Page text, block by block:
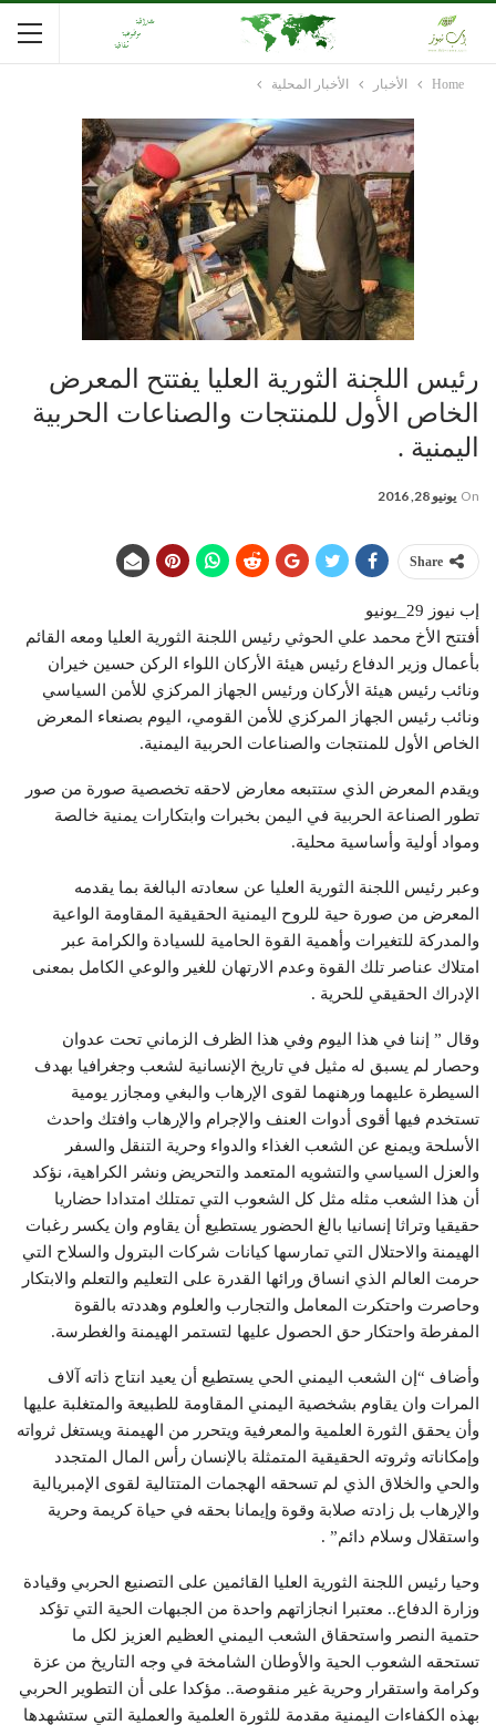
Home الأخبار الأخبار المحلية
رئيس اللجنة الثورية العليا يفتتح المعرض
الخاص الأول للمنتجات والصناعات الحربية
اليمنية .
On يونيو 28, 2016
Share
إب نيوز 29_يونيو
أفتتح الأخ محمد علي الحوثي رئيس اللجنة الثورية العليا ومعه القائم
بأعمال وزير الدفاع رئيس هيئة الأركان اللواء الركن حسين خيران
ونائب رئيس هيئة الأركان ورئيس الجهاز المركزي للأمن السياسي
ونائب رئيس الجهاز المركزي للأمن القومي، اليوم بصنعاء المعرض
الخاص الأول للمنتجات والصناعات الحربية اليمنية.
ويقدم المعرض الذي ستتبعه معارض لاحقه تخصصية صورة من صور
تطور الصناعة الحربية في اليمن بخبرات وابتكارات يمنية خالصة
ومواد أولية وأساسية محلية.
وعبر رئيس اللجنة الثورية العليا عن سعادته البالغة بما يقدمه
المعرض من صورة حية للروح اليمنية الحقيقية المقاومة الواعية
والمدركة للتغيرات وأهمية القوة الحامية للسيادة والكرامة عبر
امتلاك عناصر تلك القوة وعدم الارتهان للغير والوعي الكامل بمعنى
الإدراك الحقيقي للحرية .
وقال ” إننا في هذا اليوم وفي هذا الظرف الزماني تحت عدوان
وحصار لم يسبق له مثيل في تاريخ الإنسانية لشعب وجغرافيا بهدف
السيطرة عليهما ورهنهما لقوى الإرهاب والبغي ومجازر يومية
تستخدم فيها أقوى أدوات العنف والإجرام والإرهاب وافتك واحدث
الأسلحة ويمنع عن الشعب الغذاء والدواء وحرية التنقل والسفر
والعزل السياسي والتشويه المتعمد والتحريض ونشر الكراهية، نؤكد
أن هذا الشعب مثله مثل كل الشعوب التي تمتلك امتدادا حضاريا
حقيقيا وتراثا إنسانيا بالغ الحضور يستطيع أن يقاوم وان يكسر رغبات
الهيمنة والاحتلال التي تمارسها كيانات شركات البترول والسلاح التي
حرمت العالم الذي انساق ورائها القدرة على التعليم والتعلم والابتكار
وحاصرت واحتكرت المعامل والتجارب والعلوم وهددته بالقوة
المفرطة واحتكار حق الحصول عليها لتستمر الهيمنة والغطرسة.
وأضاف “إن الشعب اليمني الحي يستطيع أن يعيد انتاج ذاته آلاف
المرات وان يقاوم بشخصية اليمني المقاومة للطبيعة والمتغلبة عليها
وأن يحقق الثورة العلمية والمعرفية ويتحرر من الهيمنة ويستغل ثرواته
وإمكاناته وثروته الحقيقية المتمثلة بالإنسان رأس المال المتجدد
والحي والخلاق الذي لم تسحقه الهجمات المتتالية لقوى الإمبريالية
والإرهاب بل زادته صلابة وقوة وإيمانا بحقه في حياة كريمة وحرية
واستقلال وسلام دائم” .
وحيا رئيس اللجنة الثورية العليا القائمين على التصنيع الحربي وقيادة
وزارة الدفاع.. معتبرا انجازاتهم واحدة من الجبهات الحية التي تؤكد
حتمية النصر واستحقاق الشعب اليمني العظيم العزيز لكل ما
تستحقه الشعوب الحية والأوطان الشامخة في وجه التاريخ من عزة
وكرامة واستقرار وحرية غير منقوصة.. مؤكدا على أن التطوير الحربي
بهذه الكفاءات اليمنية مقدمة للثورة العلمية والعملية التي ستشهدها